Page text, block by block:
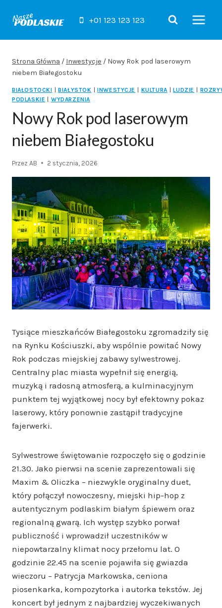
+01 123 123 123
Strona Główna / Inwestycje / Nowy Rok pod laserowym
niebem Białegostoku
BIAŁOSTOCKI BIAŁYSTOK INWESTYCJE KULTURA LUDZIE
PODLASKIE
WYDARZENIA
Nowy Rok pod laserowym
niebem Białegostoku
Przez AB 2 stycznia, 2026
Tysiące mieszkańców Białegostoku zgromadziły się
na Rynku Kościuszki, aby wspólnie powitać Nowy
Rok podczas miejskiej zabawy sylwestrowej.
Centralny plac miasta wypełnił się energią,
muzyką i radosną atmosferą, a kulminacyjnym
punktem tej wyjątkowej nocy był efektowny pokaz
laserowy, który ponownie zastąpił tradycyjne
fajerwerki.
Sylwestrowe świętowanie rozpoczęło się o godzinie
21.30. Jako pierwsi na scenie zaprezentowali się
Maxim & Oliczka – niezwykle oryginalny duet,
który połączył nowoczesny, miejski hip-hop z
autentycznym podlaskim białym śpiewem oraz
regionalną gwarą. Ich występ szybko porwał
publiczność i wprowadził uczestników w
niepowtarzalny klimat nocy przełomu lat. O
godzinie 22.45 na scenie pojawiła się gwiazda
wieczoru – Patrycja Markowska, ceniona
piosenkarka, kompozytorka i autorka tekstów. Jej
koncert był jednym z najbardziej wyczekiwanych